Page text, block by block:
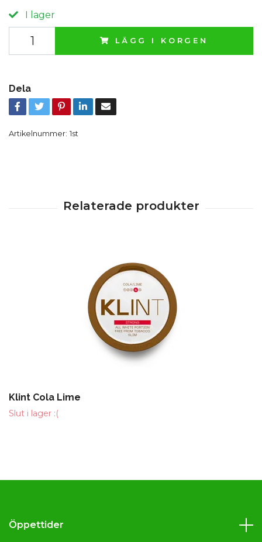
I lager
LÄGG I KORGEN
Dela
Artikelnummer: 1st
Klint Cola Lime
Slut i lager :(
Öppettider